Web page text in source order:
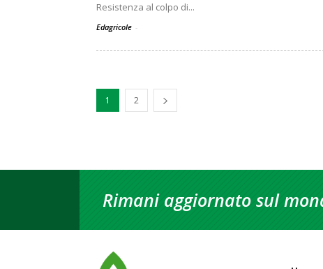
Resistenza al colpo di...
Edagricole -
1 2
Rimani aggiornato sul